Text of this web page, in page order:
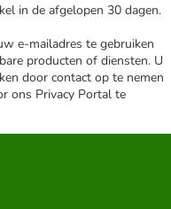
in de afgelopen 30 dagen.
e-mailadres te gebruiken
producten of diensten. U
door contact op te nemen
ons Privacy Portal te